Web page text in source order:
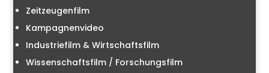
Zeitzeugenfilm
Kampagnenvideo
Industriefilm & Wirtschaftsfilm
Wissenschaftsfilm / Forschungsfilm